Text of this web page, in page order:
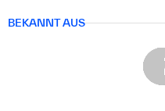
BEKANNT AUS